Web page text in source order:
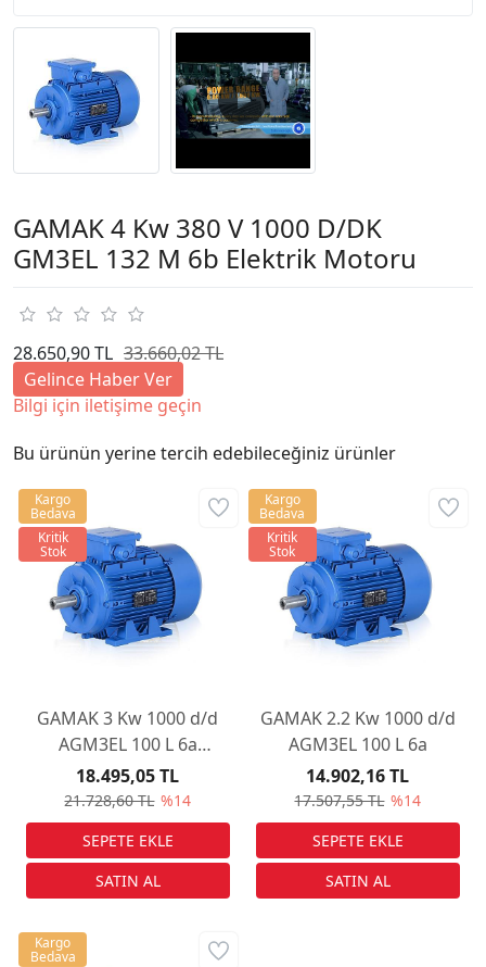
GAMAK 4 Kw 380 V 1000 D/DK
GM3EL 132 M 6b Elektrik Motoru
28.650,90 TL 33.660,02 TL
Gelince Haber Ver
Bilgi için iletişime geçin
Bu ürünün yerine tercih edebileceğiniz ürünler
GAMAK 3 Kw 1000 d/d
AGM3EL 100 L 6a
Elektrik Motoru
21.728,60 TL %14
18.495,05 TL
Kargo
Bedava
Kritik
Stok
GAMAK 2.2 Kw 1000 d/d
AGM3EL 100 L 6a
17.507,55 TL %14
14.902,16 TL
Kargo
Bedava
Kritik
Stok
Kargo
Bedava